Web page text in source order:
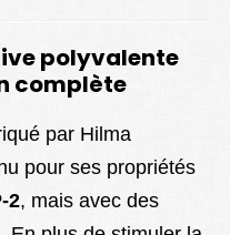
polyvalente
complète
par Hilma
pour ses propriétés
2, mais avec des